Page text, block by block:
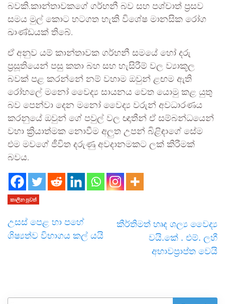
බවකි.කාන්තාවකගේ ගර්භනී බව සහ පශ්චාත් ප්‍රසව
සමය මුල් කොට හටගත හැකි විශේෂ මානසික රෝග
ඛාණ්ඩයක් තිබේ.
ඒ අනුව යම් කාන්තාවක ගර්භනී සමයේ හෝ දරු
ප්‍රසූතියෙන් පසු කතා බහ සහ හැසිරීම් වල ව්‍යාකූල
බවක් පළ කරන්නේ නම් වහාම ඔවුන් ළඟම ඇති
රෝහලේ මනෝ වෛද්‍ය සායනය වෙත යොමු කළ යුතු
බව පෙන්වා දෙන මනෝ වෛද්‍ය වරුන් අවධාරණය
කරනුයේ ඔවුන් ගේ පවුල් වල ඥාතීන් ඒ සම්බන්ධයෙන්
වහා ක්‍රියාත්මක නොවීම අලුත උපන් බිළිඳාගේ සේම
එම මවගේ ජීවිත දරුණු අවදානමකට ලක් කිරීමක්
බවය.
කාලීන පුවත්
උසස් පෙළ හා පහේ
ශිෂ්‍යත්ව විභාගය කල් යයි
කීර්තිමත් හෘද ශල්‍ය වෛද්‍ය
වයි.කේ . එම්. ලහී
අභාවප්‍රාප්ත වෙයි